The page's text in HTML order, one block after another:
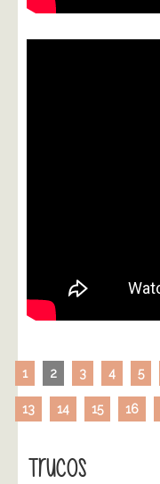
1 2 3 4 5
13 14 15 16
Trucos